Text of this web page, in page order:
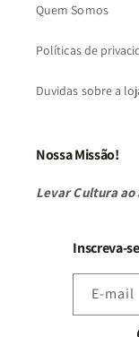
Quem Somos
Políticas de
Duvidas sobre a
Nossa Missão!
Levar Cultura
Inscreva-
E-mail